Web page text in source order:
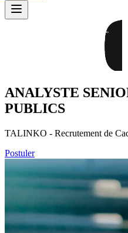
ANALYSTE
PUBLICS
TALINKO - Recrutement de
Postuler